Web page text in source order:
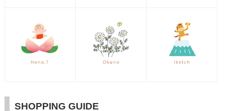
SHOPPING GUIDE